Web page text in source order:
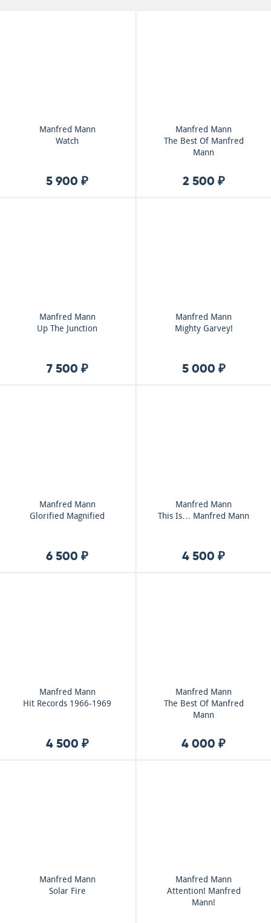
Manfred Mann
Watch
5 900 ₽
Manfred Mann
The Best Of Manfred
Mann
2 500 ₽
Manfred Mann
Up The Junction
7 500 ₽
Manfred Mann
Mighty Garvey!
5 000 ₽
Manfred Mann
Glorified Magnified
6 500 ₽
Manfred Mann
This Is… Manfred Mann
4 500 ₽
Manfred Mann
Hit Records 1966-1969
4 500 ₽
Manfred Mann
The Best Of Manfred
Mann
4 000 ₽
Manfred Mann
Solar Fire
Manfred Mann
Attention! Manfred
Mann!